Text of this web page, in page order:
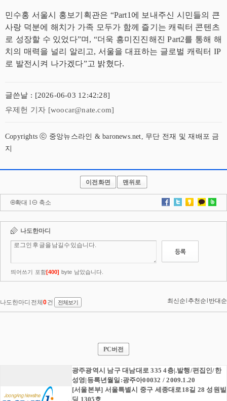
민수홍 서울시 홍보기획관은 “Part1에 보내주신 시민들의 큰
사랑 덕분에 해치가 가족 모두가 함께 즐기는 캐릭터 콘텐츠
로 성장할 수 있었다”며, “더욱 흥미진진해진 Part2를 통해 해
치의 매력을 널리 알리고, 서울을 대표하는 글로벌 캐릭터 IP
로 발전시켜 나가겠다”고 밝혔다.
글쓴날 : [2026-06-03 12:42:28]
우제헌 기자 [woocar@nate.com]
Copyrights ⓒ 중앙뉴스라인 & baronews.net, 무단 전재 및 재배포 금
지
이전화면 맨위로
확대 l 축소
PC버전
광주광역시 남구 대남대로 335 4층|.발행/편집인/한
성영|등록년월일:광주아00032 / 2009.1.20
[서울본부] 서울특별시 중구 세종대로18길 28 성원빌
딩 1305호